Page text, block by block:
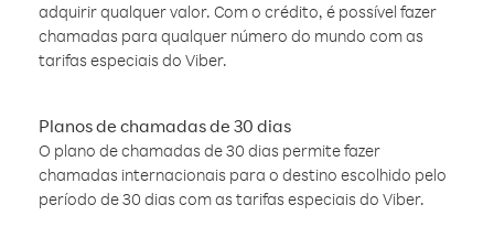
adquirir qualquer valor. Com o crédito, é possível fazer
chamadas para qualquer número do mundo com as
tarifas especiais do Viber.
Planos de chamadas de 30 dias
O plano de chamadas de 30 dias permite fazer
chamadas internacionais para o destino escolhido pelo
período de 30 dias com as tarifas especiais do Viber.